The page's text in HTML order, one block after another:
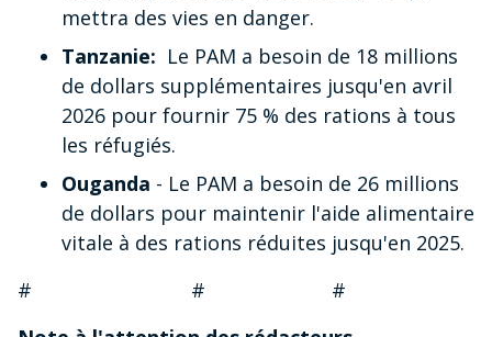
mettra des vies en danger.
Tanzanie: Le PAM a besoin de 18 millions
de dollars supplémentaires jusqu'en avril
2026 pour fournir 75 % des rations à tous
les réfugiés.
Ouganda - Le PAM a besoin de 26 millions
de dollars pour maintenir l'aide alimentaire
vitale à des rations réduites jusqu'en 2025.
# # #